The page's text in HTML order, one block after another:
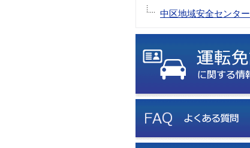
中区地域安全センター